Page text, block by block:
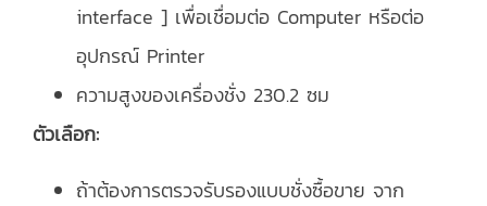
interface ] เพื่อเชื่อมต่อ Computer หรือต่อ
อุปกรณ์ Printer
ความสูงของเครื่องชั่ง 230.2 ซม
ตัวเลือก:
ถ้าต้องการตรวจรับรองแบบชั่งซื้อขาย จาก